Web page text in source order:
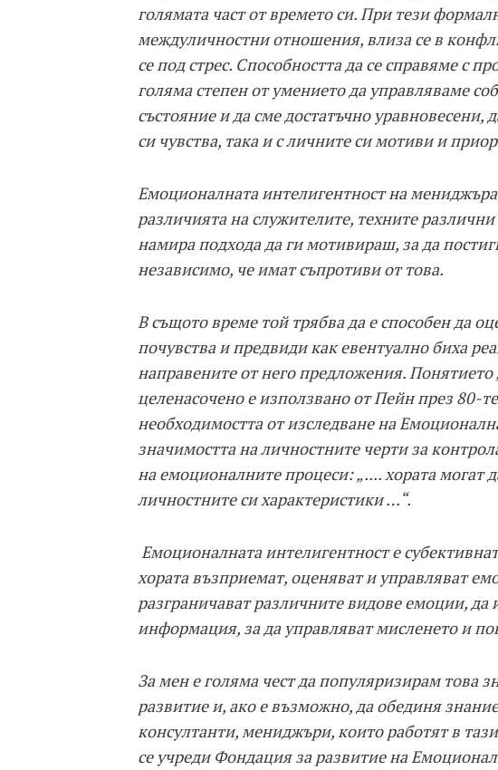
голямата част от времето си. При тези
междуличностни отношения, влиза се в
се под стрес. Способността да се справяме с
голяма степен от умението да управляваме
състояние и да сме достатъчно уравновесени,
си чувства, така и с личните си мотиви и
Емоционалната интелигентност на
различията на служителите, техните
намира подхода да ги мотивираш, за да
независимо, че имат съпротиви от това.
В същото време той трябва да е способен да
почувства и предвиди как евентуално биха
направените от него предложения.
целенасочено е използвано от Пейн през 80-
необходимостта от изследване на
значимостта на личностните черти за
на емоционалните процеси: „.... хората могат
личностните си характеристики …“.
Емоционалната интелигентност е
хората възприемат, оценяват и управляват
разграничават различните видове емоции,
информация, за да управляват мисленето и
За мен е голяма чест да популяризирам това
развитие и, ако е възможно, да обединя
консултанти, мениджъри, които работят в
се учреди Фондация за развитие на